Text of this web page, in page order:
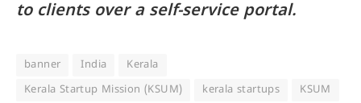
to clients over a self-service portal.
banner India
Kerala
Kerala Startup Mission (KSUM)
kerala startups
KSUM